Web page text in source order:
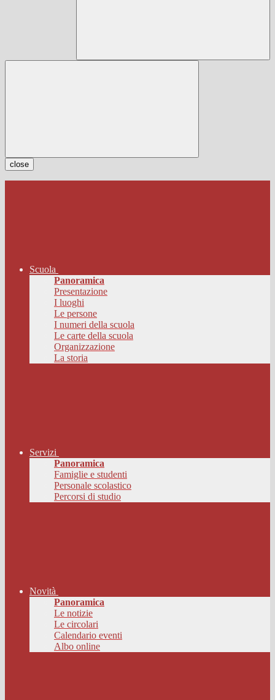
close
Scuola
Panoramica
Presentazione
I luoghi
Le persone
I numeri della scuola
Le carte della scuola
Organizzazione
La storia
Servizi
Panoramica
Famiglie e studenti
Personale scolastico
Percorsi di studio
Novità
Panoramica
Le notizie
Le circolari
Calendario eventi
Albo online